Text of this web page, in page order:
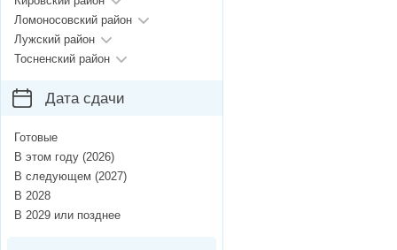
Ломоносовский район
Лужский район
Тосненский район
Дата сдачи
Готовые
В этом году (2026)
В следующем (2027)
В 2028
В 2029 или позднее